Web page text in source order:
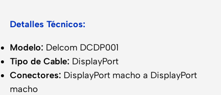
Detalles Técnicos:
Modelo: Delcom DCDP001
Tipo de Cable: DisplayPort
Conectores: DisplayPort macho a DisplayPort
macho